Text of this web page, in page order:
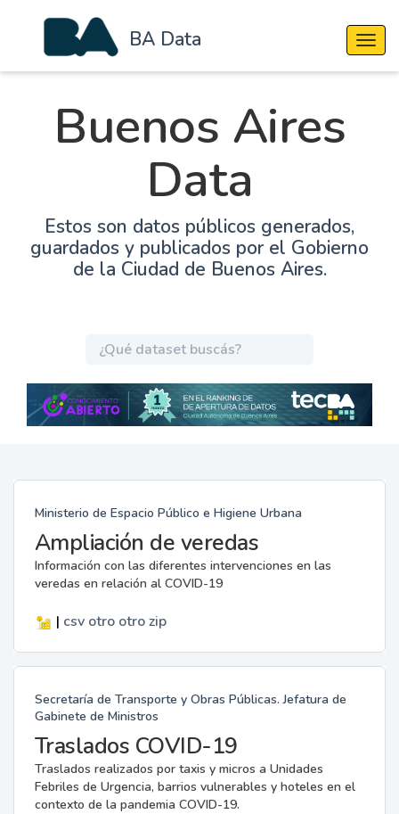
BA Data
Buenos Aires
Data
Estos son datos públicos generados,
guardados y publicados por el Gobierno
de la Ciudad de Buenos Aires.
Ministerio de Espacio Público e Higiene Urbana
Ampliación de veredas
Información con las diferentes intervenciones en las
veredas en relación al COVID-19
| csv otro otro zip
Secretaría de Transporte y Obras Públicas. Jefatura de
Gabinete de Ministros
Traslados COVID-19
Traslados realizados por taxis y micros a Unidades
Febriles de Urgencia, barrios vulnerables y hoteles en el
contexto de la pandemia COVID-19.